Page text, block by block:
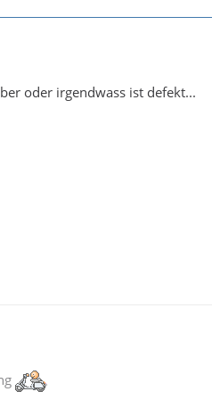
oder irgendwass ist defekt...